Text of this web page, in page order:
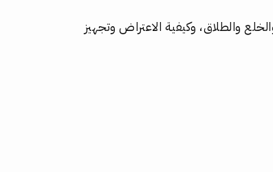
والطلاق، وكيفية الاعتراض وتجهيز